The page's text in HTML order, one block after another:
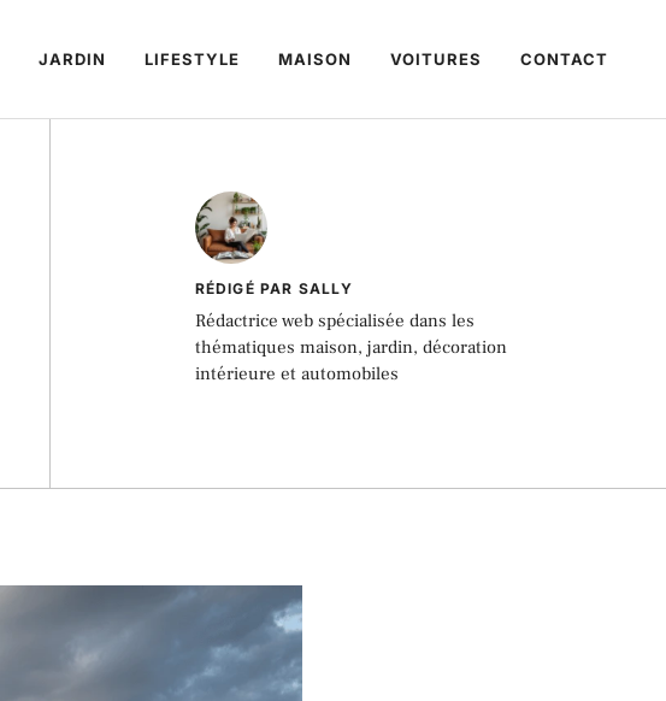
JARDIN LIFESTYLE MAISON VOITURES CONTACT
RÉDIGÉ PAR SALLY
Rédactrice web spécialisée dans les
thématiques maison, jardin, décoration
intérieure et automobiles